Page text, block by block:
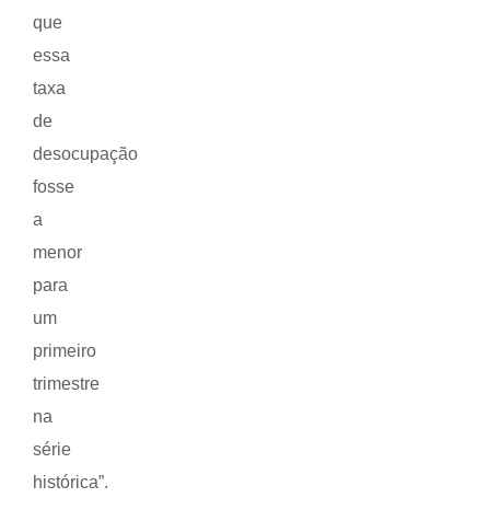
que
essa
taxa
de
desocupação
fosse
a
menor
para
um
primeiro
trimestre
na
série
histórica”.